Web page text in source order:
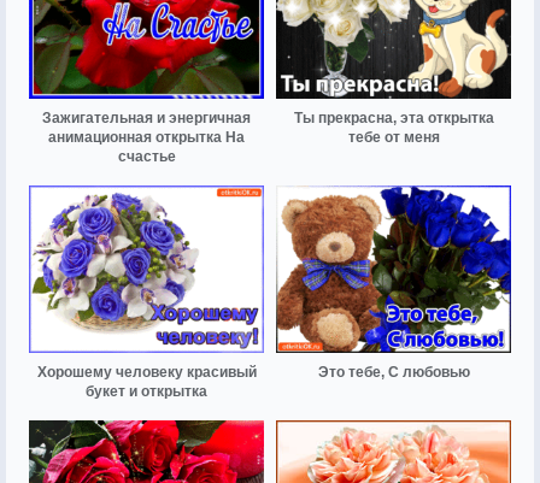
Зажигательная и энергичная
анимационная открытка На
счастье
Ты прекрасна, эта открытка
тебе от меня
Хорошему человеку красивый
букет и открытка
Это тебе, С любовью